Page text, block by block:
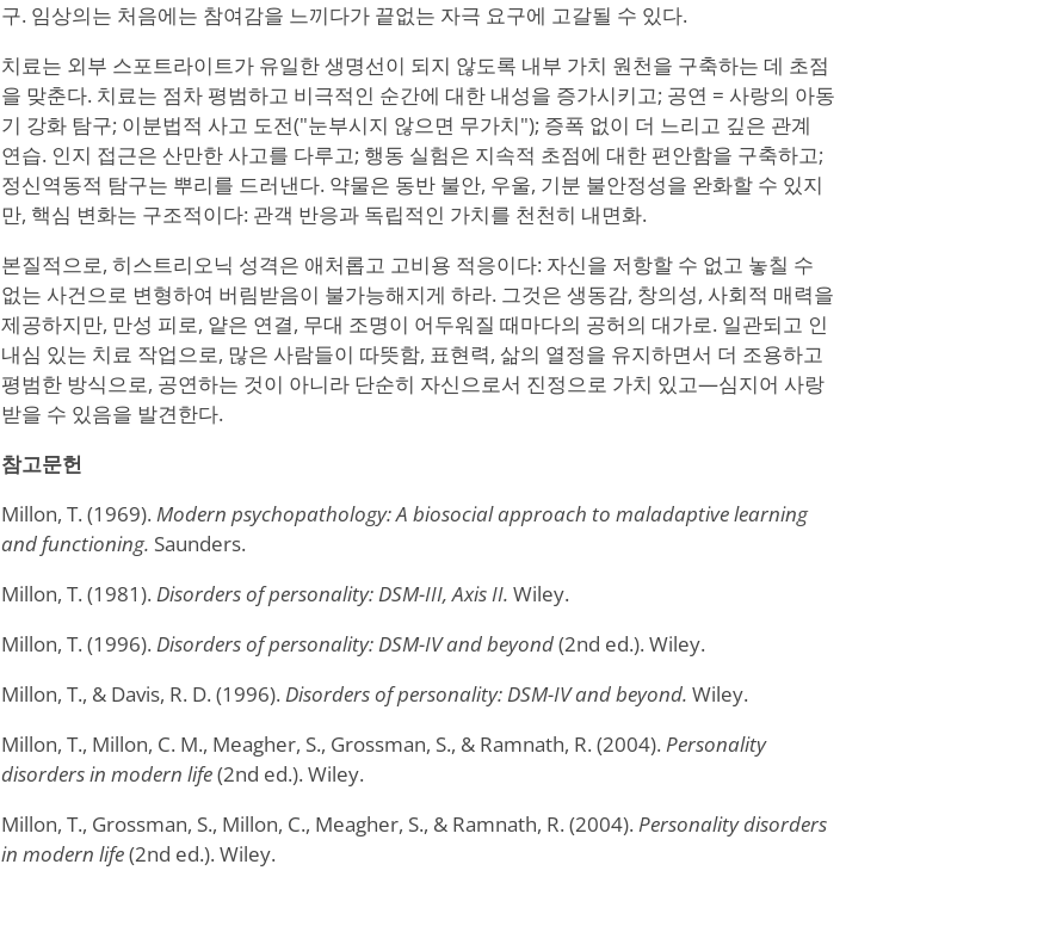
구. 임상의는 처음에는 참여감을 느끼다가 끝없는 자극 요구에 고갈될 수 있다.
치료는 외부 스포트라이트가 유일한 생명선이 되지 않도록 내부 가치 원천을 구축하는 데 초점
을 맞춘다. 치료는 점차 평범하고 비극적인 순간에 대한 내성을 증가시키고; 공연 = 사랑의 아동
기 강화 탐구; 이분법적 사고 도전("눈부시지 않으면 무가치"); 증폭 없이 더 느리고 깊은 관계
연습. 인지 접근은 산만한 사고를 다루고; 행동 실험은 지속적 초점에 대한 편안함을 구축하고;
정신역동적 탐구는 뿌리를 드러낸다. 약물은 동반 불안, 우울, 기분 불안정성을 완화할 수 있지
만, 핵심 변화는 구조적이다: 관객 반응과 독립적인 가치를 천천히 내면화.
본질적으로, 히스트리오닉 성격은 애처롭고 고비용 적응이다: 자신을 저항할 수 없고 놓칠 수
없는 사건으로 변형하여 버림받음이 불가능해지게 하라. 그것은 생동감, 창의성, 사회적 매력을
제공하지만, 만성 피로, 얕은 연결, 무대 조명이 어두워질 때마다의 공허의 대가로. 일관되고 인
내심 있는 치료 작업으로, 많은 사람들이 따뜻함, 표현력, 삶의 열정을 유지하면서 더 조용하고
평범한 방식으로, 공연하는 것이 아니라 단순히 자신으로서 진정으로 가치 있고—심지어 사랑
받을 수 있음을 발견한다.
참고문헌
Millon, T. (1969). Modern psychopathology: A biosocial approach to maladaptive learning
and functioning. Saunders.
Millon, T. (1981). Disorders of personality: DSM-III, Axis II. Wiley.
Millon, T. (1996). Disorders of personality: DSM-IV and beyond(2nd ed.). Wiley.
Millon, T., & Davis, R. D. (1996). Disorders of personality: DSM-IV and beyond. Wiley.
Millon, T., Millon, C. M., Meagher, S., Grossman, S., & Ramnath, R. (2004). Personality
disorders in modern life(2nd ed.). Wiley.
Millon, T., Grossman, S., Millon, C., Meagher, S., & Ramnath, R. (2004). Personality disorders
in modern life(2nd ed.). Wiley.